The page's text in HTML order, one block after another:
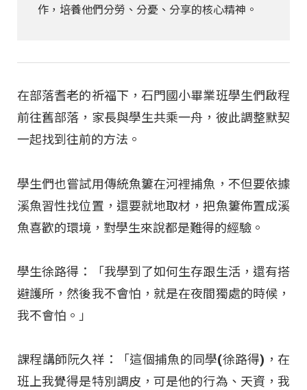
作，培養他們分勞、分憂、分享的核心精神。
在部落耆老的祈福下，石門國小畢業班學生們啟程
前往舊部落，家長與學生共乘一舟，彼此調整默契
一起找到往前的方法。
學生們也嘗試用傳統魚簍在河裡捕魚，不但要依據
溪魚習性找位置，還要就地取材，把魚簍佈置成溪
魚喜歡的環境，對學生來說都是難得的經驗。
學生徐路得：「我學到了如何生存跟生活，還有搭
避護所，然後我不會怕，就是在夜間獨處的時候，
我不會怕。」
課程講師阮久祥：「這個捕魚的同學(徐路得)，在
班上我覺得是特別調皮，可是他的行為、天資，我